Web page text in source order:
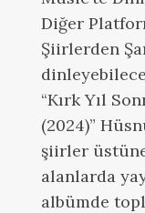
Diğer
Şiirlerden
“Kırk Yıl
(2024)”
şiirler
alanlarda
albümde